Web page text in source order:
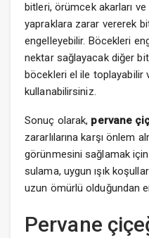
bitleri, örümcek akarları
yapraklara zarar vererek
engelleyebilir. Böcekleri
nektar sağlayacak diğer
böcekleri el ile toplayabilir
kullanabilirsiniz.
Sonuç olarak, pervane
zararlılarına karşı önlem
görünmesini sağlamak
sulama, uygun ışık
uzun ömürlü olduğundan
Pervane